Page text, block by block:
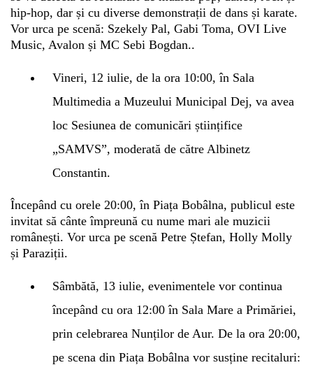
hip-hop, dar și cu diverse demonstrații de dans și karate.
Vor urca pe scenă: Szekely Pal, Gabi Toma, OVI Live
Music, Avalon și MC Sebi Bogdan..
Vineri, 12 iulie, de la ora 10:00, în Sala
Multimedia a Muzeului Municipal Dej, va avea
loc Sesiunea de comunicări științifice
„SAMVS”, moderată de către Albinetz
Constantin.
Începând cu orele 20:00, în Piața Bobâlna, publicul este
invitat să cânte împreună cu nume mari ale muzicii
românești. Vor urca pe scenă Petre Ștefan, Holly Molly
și Paraziții.
Sâmbătă, 13 iulie, evenimentele vor continua
începând cu ora 12:00 în Sala Mare a Primăriei,
prin celebrarea Nunților de Aur. De la ora 20:00,
pe scena din Piața Bobâlna vor susține recitaluri: